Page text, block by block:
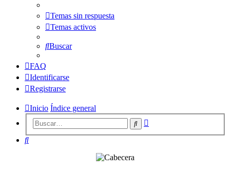
Temas sin respuesta
Temas activos
Buscar
FAQ
Identificarse
Registrarse
Inicio Índice general
Buscar
Buscar